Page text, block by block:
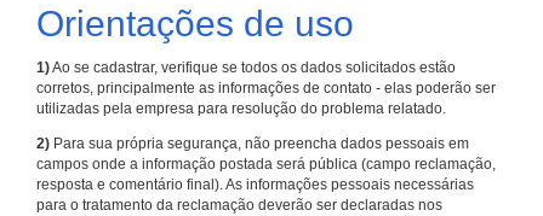
Orientações de uso
1)Ao se cadastrar, verifique se todos os dados solicitados estão
corretos, principalmente as informações de contato - elas poderão ser
utilizadas pela empresa para resolução do problema relatado.
2) Para sua própria segurança, não preencha dados pessoais em
campos onde a informação postada será pública (campo reclamação,
resposta e comentário final). As informações pessoais necessárias
para o tratamento da reclamação deverão ser declaradas nos